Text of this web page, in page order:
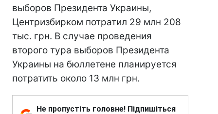
выборов Президента Украины,
Центризбирком потратил 29 млн 208
тыс. грн. В случае проведения
второго тура выборов Президента
Украины на бюллетене планируется
потратить около 13 млн грн.
Не пропустіть головне! Підпишіться